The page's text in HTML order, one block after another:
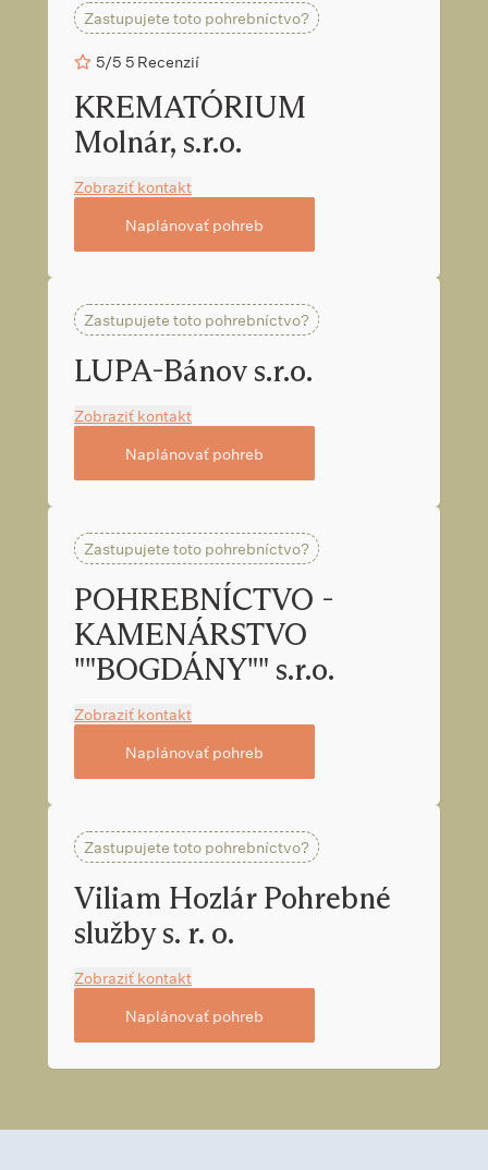
Zastupujete toto pohrebníctvo?
5/5 5 Recenzií
KREMATÓRIUM
Molnár, s.r.o.
Zobraziť kontakt
Naplánovať pohreb
Zastupujete toto pohrebníctvo?
LUPA-Bánov s.r.o.
Zobraziť kontakt
Naplánovať pohreb
Zastupujete toto pohrebníctvo?
POHREBNÍCTVO -
KAMENÁRSTVO
""BOGDÁNY"" s.r.o.
Zobraziť kontakt
Naplánovať pohreb
Zastupujete toto pohrebníctvo?
Viliam Hozlár Pohrebné
služby s. r. o.
Zobraziť kontakt
Naplánovať pohreb